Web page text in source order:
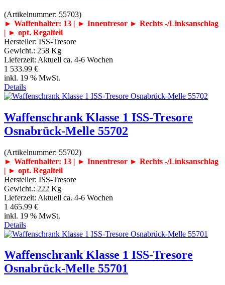
(Artikelnummer: 55703)
► Waffenhalter: 13 | ► Innentresor ► Rechts -/Linksanschlag
| ► opt. Regalteil
Hersteller: ISS-Tresore
Gewicht.: 258 Kg
Lieferzeit: Aktuell ca. 4-6 Wochen
1 533.99 €
inkl. 19 % MwSt.
Details
Waffenschrank Klasse 1 ISS-Tresore
Osnabrück-Melle 55702
(Artikelnummer: 55702)
► Waffenhalter: 13 | ► Innentresor ► Rechts -/Linksanschlag
| ► opt. Regalteil
Hersteller: ISS-Tresore
Gewicht.: 222 Kg
Lieferzeit: Aktuell ca. 4-6 Wochen
1 465.99 €
inkl. 19 % MwSt.
Details
Waffenschrank Klasse 1 ISS-Tresore
Osnabrück-Melle 55701